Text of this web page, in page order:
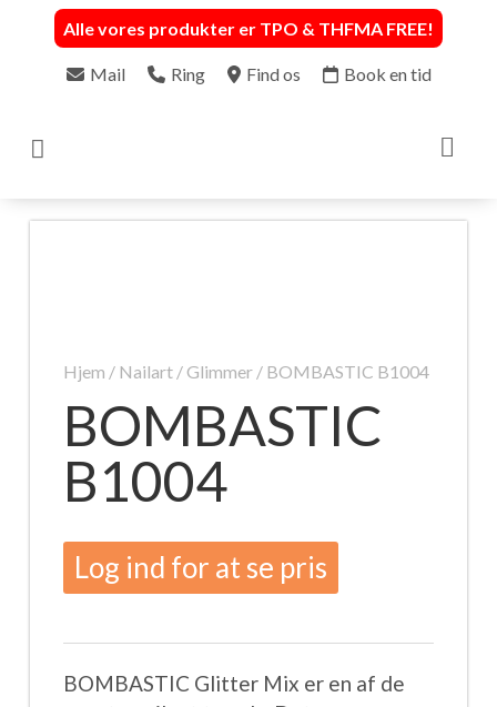
Alle vores produkter er TPO & THFMA FREE!
Mail Ring Find os Book en tid

Hjem / Nailart/Glimmer/ BOMBASTIC B1004
BOMBASTIC
B1004
Log ind for at se pris
BOMBASTIC Glitter Mix er en af ​​de